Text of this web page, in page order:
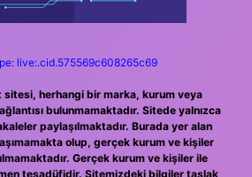
live:.cid.575569c608265c69
sitesi, herhangi bir marka, kurum veya
bulunmamaktadır. Sitede yalnızca
paylaşılmaktadır. Burada yer alan
olup, gerçek kurum ve kişiler
Gerçek kurum ve kişiler ile
tesadüfidir. Sitemizdeki bilgiler taslak